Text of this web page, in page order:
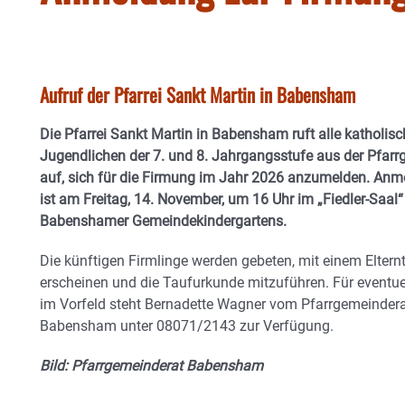
Aufruf der Pfarrei Sankt Martin in Babensham
Die Pfarrei Sankt Martin in Babensham ruft alle
Jugendlichen der 7. und 8. Jahrgangsstufe aus der
auf, sich für die Firmung im Jahr 2026 anzumelden.
ist am Freitag, 14. November, um 16 Uhr im „Fiedler-
Babenshamer Gemeindekindergartens.
Die künftigen Firmlinge werden gebeten, mit einem
erscheinen und die Taufurkunde mitzuführen. Für
im Vorfeld steht Bernadette Wagner vom
Babensham unter 08071/2143 zur Verfügung.
Bild: Pfarrgemeinderat Babensham